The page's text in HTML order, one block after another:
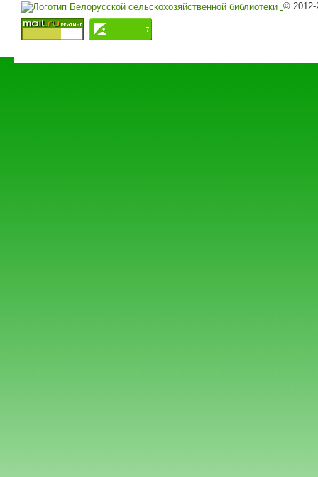
© 2012-